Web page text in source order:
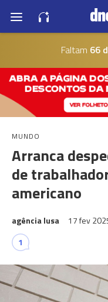
Faltam 66
MUNDO
Arranca
de
americano
agência lusa 17 fev
1